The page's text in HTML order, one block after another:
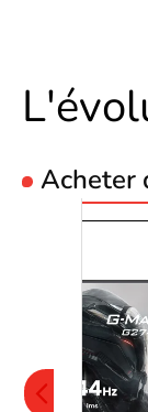
Acheter